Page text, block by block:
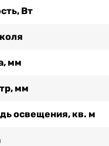
Вт
мм
мм
освещения, кв. м